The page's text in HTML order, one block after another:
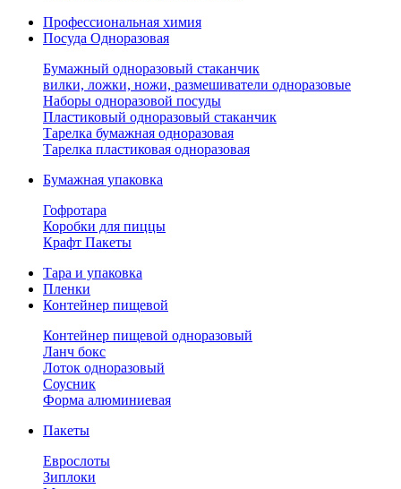
Профессиональная химия
Посуда Одноразовая
Бумажный одноразовый стаканчик
вилки, ложки, ножи, размешиватели одноразовые
Наборы одноразовой посуды
Пластиковый одноразовый стаканчик
Тарелка бумажная одноразовая
Тарелка пластиковая одноразовая
Бумажная упаковка
Гофротара
Коробки для пиццы
Крафт Пакеты
Тара и упаковка
Пленки
Контейнер пищевой
Контейнер пищевой одноразовый
Ланч бокс
Лоток одноразовый
Соусник
Форма алюминиевая
Пакеты
Еврослоты
Зиплоки